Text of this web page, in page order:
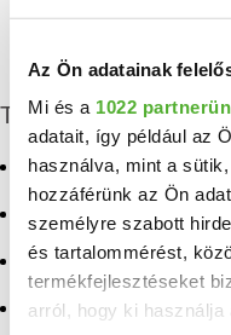
Az Ön adatainak
Mi és a 1022
adatait, így például az
használva, mint a
hozzáférünk az Ön
személyre szabott
és tartalommérést,
termékfejlesztéseket
arról, hogy ki
További albérletek
Kiadó panellakás Pécs
Kiadó téglalakás Pécs
Kiadó lakás Pécs
Kiadó ingatlan Úny